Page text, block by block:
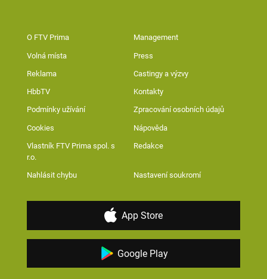
O FTV Prima Management
Volná místa Press
Reklama Castingy a výzvy
HbbTV Kontakty
Podmínky užívání Zpracování osobních údajů
Cookies Nápověda
Vlastník FTV Prima spol. s
r.o.
Redakce
Nahlásit chybu Nastavení soukromí
App Store
Google Play